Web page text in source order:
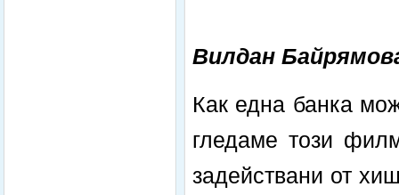
Вилдан
Как една банка
гледаме този
задействани от